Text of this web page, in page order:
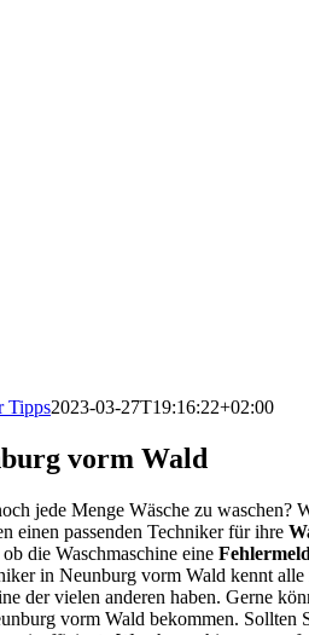
Tipps2023-03-27T19:16:22+02:00
vorm Wald
jede Menge Wäsche zu waschen?
einen passenden Techniker für ihre
die Waschmaschine eine
in Neunburg vorm Wald kennt
der vielen anderen haben. Gerne
vorm Wald bekommen. Sollten